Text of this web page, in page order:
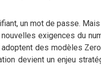
un mot de passe.
exigences du
des modèles
devient un enjeu